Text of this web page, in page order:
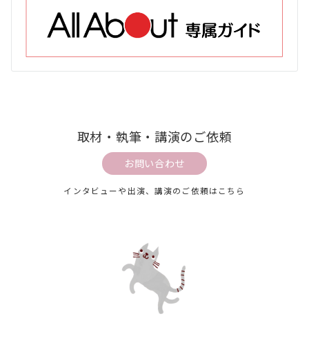
取材・執筆・講演のご依頼
お問い合わせ
インタビューや出演、講演のご依頼はこちら